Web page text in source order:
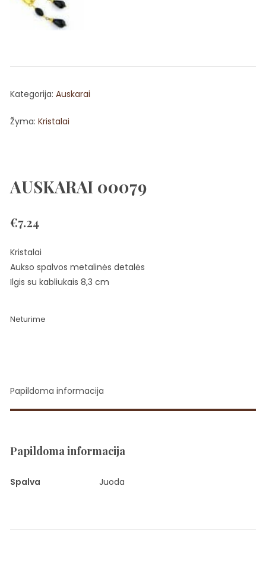
Kategorija: Auskarai
Žyma: Kristalai
AUSKARAI 00079
€7.24
Kristalai
Aukso spalvos metalinės detalės
Ilgis su kabliukais 8,3 cm
Neturime
Papildoma informacija
Papildoma informacija
Spalva Juoda